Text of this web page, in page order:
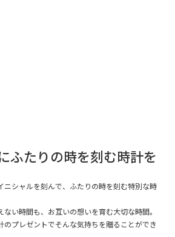
ふたりの時を刻む時計を
ニシャルを刻んで、ふたりの時を刻む特別な時
い時間も、お互いの想いを育む大切な時間。
のプレゼントでそんな気持ちを贈ることができ